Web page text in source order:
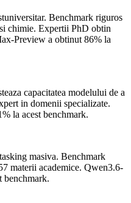
. Benchmark riguros
chimie. Expertii PhD obtin
Preview a obtinut 86% la
capacitatea modelului de a
in domenii specializate.
la acest benchmark.
masiva. Benchmark
materii academice. Qwen3.6-
benchmark.